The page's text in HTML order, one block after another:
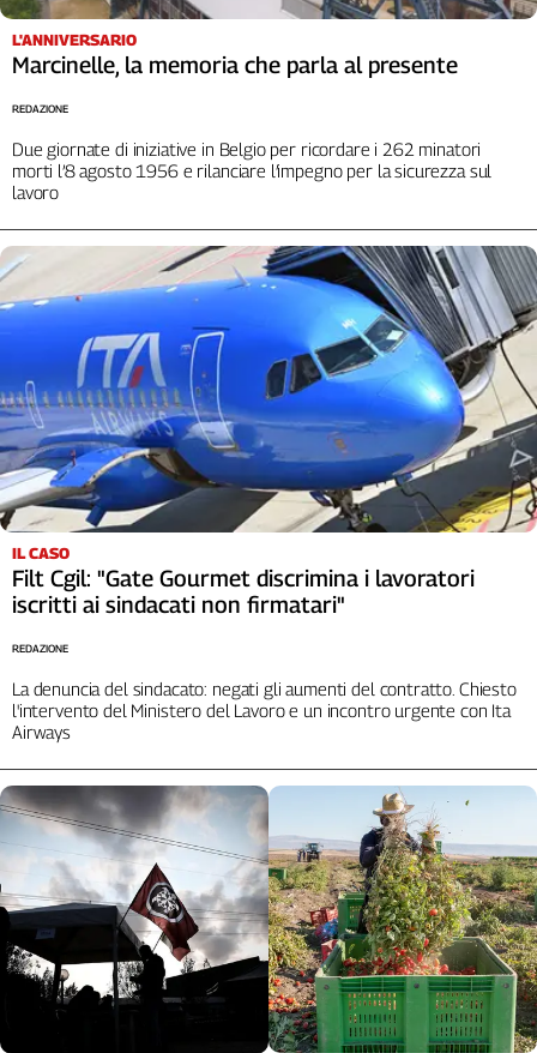
L'Italia
nel
Lavoro
Abruzzo-
Molise
Adige
Calabria
Campania
Romagna
Friuli
Venezia
Giulia
Lazio
Liguria
Lombardia
Marche
Sardegna
Sicilia
Trentino
Umbria
Valle
D'Aosta
Veneto
Archivio
Storico
1955-
2014
L'ANNIVERSARIO
Marcinelle, la memoria che parla al presente
Due giornate di iniziative in Belgio per ricordare i 262 minatori
morti l’8 agosto 1956 e rilanciare l’impegno per la sicurezza sul
lavoro
REDAZIONE
IL CASO
Filt Cgil: "Gate Gourmet discrimina i lavoratori
iscritti ai sindacati non firmatari"
La denuncia del sindacato: negati gli aumenti del contratto. Chiesto
l'intervento del Ministero del Lavoro e un incontro urgente con Ita
Airways
REDAZIONE